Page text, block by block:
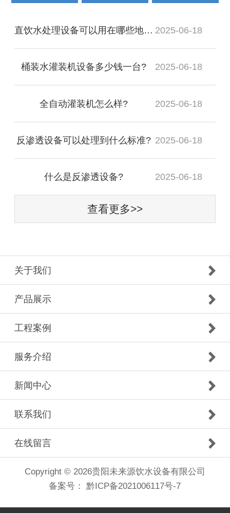
直饮水处理设备可以用在哪些地方? 2025-06-18
桶装水灌装机设备多少钱一台? 2025-06-18
全自动灌装机怎么样? 2025-06-18
反渗透设备可以处理到什么标准? 2025-06-18
什么是反渗透设备? 2025-06-18
查看更多>>
关于我们
产品展示
工程案例
服务介绍
新闻中心
联系我们
在线留言
Copyright © 2026贵阳未来源饮水设备有限公司
备案号：
黔ICP备2021006117号-7